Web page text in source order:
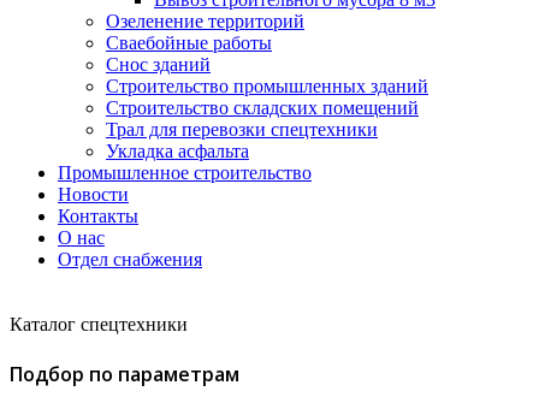
Озеленение территорий
Сваебойные работы
Снос зданий
Строительство промышленных зданий
Строительство складских помещений
Трал для перевозки спецтехники
Укладка асфальта
Промышленное строительство
Новости
Контакты
О нас
Отдел снабжения
Каталог спецтехники
Подбор по параметрам